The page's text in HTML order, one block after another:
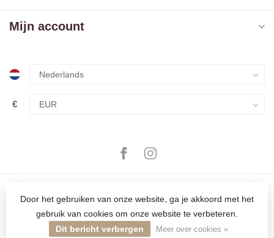
Mijn account
€
© Copyright 2026 The Closet
Door het gebruiken van onze website, ga je akkoord met het
gebruik van cookies om onze website te verbeteren.
Dit bericht verbergen
Meer over cookies »